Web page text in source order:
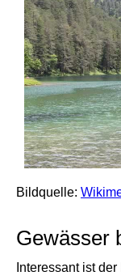
Bildquelle:
Gewässer
Interessant ist